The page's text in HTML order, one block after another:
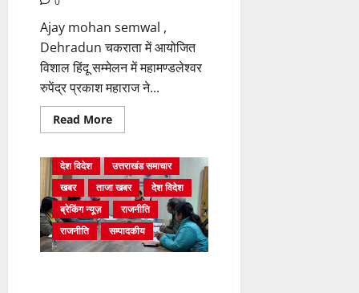
Ajay mohan semwal ,
Dehradun चकराता में आयोजित
विशाल हिंदू सम्मेलन में महामण्डलेश्वर
रुपेंद्र प्रकाश महाराज ने...
Read MoreRead
more
में
हुआ
भव्य
हिंदू
सम्मेलन,परिवार
और
कलाकारों
को
मिला
देश विदेश
उत्तराखंड समाचार
खबर
ताजा खबर
देश विदेश
ब्रेकिंग न्यूज़
राजनीति
राजनीति
सम्पादकीय